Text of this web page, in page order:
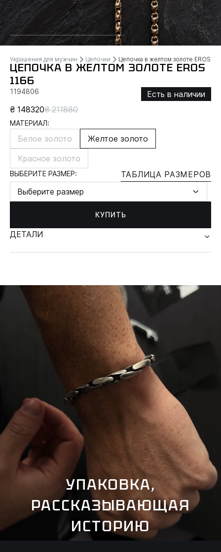
Украшения для мужчин Цепочки Цепочка в желтом золоте EROS
ЦЕПОЧКА В ЖЕЛТОМ ЗОЛОТЕ EROS
1166
1194806
Есть в наличии
₴ 148320₴ 211880
МАТЕРИАЛ:
Белое золото
Желтое золото
Красное золото
ВЫБЕРИТЕ РАЗМЕР:
ТАБЛИЦА РАЗМЕРОВ
Выберите размер
КУПИТЬ
ДЕТАЛИ
УПАКОВКА,
РАССКАЗЫВАЮЩАЯ
ИСТОРИЮ